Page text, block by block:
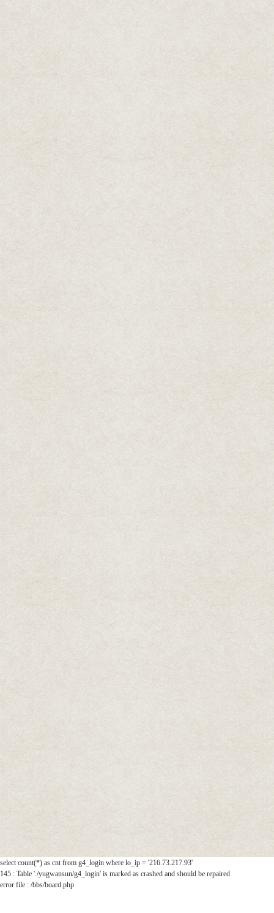
select count(*) as cnt from g4_login where lo_ip = '216.73.217.93'
145 : Table './yugwansun/g4_login' is marked as crashed and should be repaired
error file : /bbs/board.php